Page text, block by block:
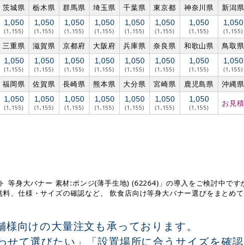
茨城県 栃木県 群馬県 埼玉県 千葉県 東京都 神奈川県 新潟県
1,050
(1,155)
1,050
(1,155)
1,050
(1,155)
1,050
(1,155)
1,050
(1,155)
1,050
(1,155)
1,050
(1,155)
1,050
(1,155)
三重県 滋賀県 京都府 大阪府 兵庫県 奈良県 和歌山県 鳥取県
1,050
(1,155)
1,050
(1,155)
1,050
(1,155)
1,050
(1,155)
1,050
(1,155)
1,050
(1,155)
1,050
(1,155)
1,050
(1,155)
福岡県 佐賀県 長崎県 熊本県 大分県 宮崎県 鹿児島県 沖縄県
1,050
(1,155)
1,050
(1,155)
1,050
(1,155)
1,050
(1,155)
1,050
(1,155)
1,050
(1,155)
1,050
(1,155) お見積
等身大バナー 素材:ポンジ(薄手生地) (62264)」の導入をご検討中です
、仕様・サイズの確認など、 飲食店向け等身大バナー選びをまとめ
様向けの大量注文も承っております。
せて選びたい」「設置場所に合うサイズを確